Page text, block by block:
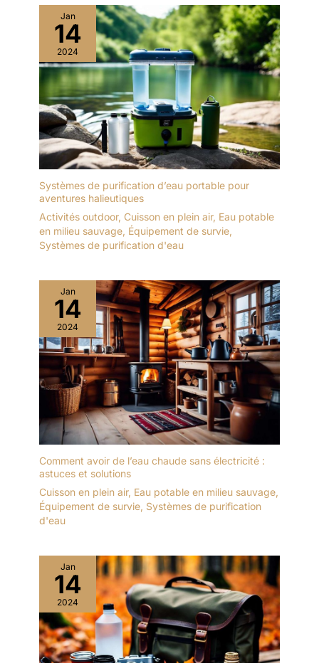
Jan
14
2024
Systèmes de purification d’eau portable pour
aventures halieutiques
Activités outdoor, Cuisson en plein air, Eau potable
en milieu sauvage, Équipement de survie,
Systèmes de purification d'eau
Jan
14
2024
Comment avoir de l’eau chaude sans électricité :
astuces et solutions
Cuisson en plein air, Eau potable en milieu sauvage,
Équipement de survie, Systèmes de purification
d'eau
Jan
14
2024